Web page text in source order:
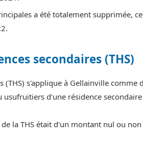
a été totalement supprimée,
secondaires (THS)
(THS) s'applique à Gellainville comme
d'une résidence
la THS était d'un montant nul ou